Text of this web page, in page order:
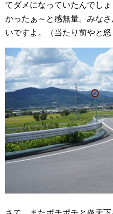
てダメになっていたんでし
かったぁ～と感無量。みな
いですよ。（当たり前やと怒